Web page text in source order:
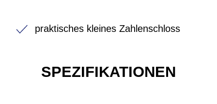
praktisches kleines Zahlenschloss
SPEZIFIKATIONEN